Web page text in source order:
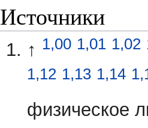
Источники
↑ 1,00 1,01 1,02
1,12 1,13 1,14
физическое